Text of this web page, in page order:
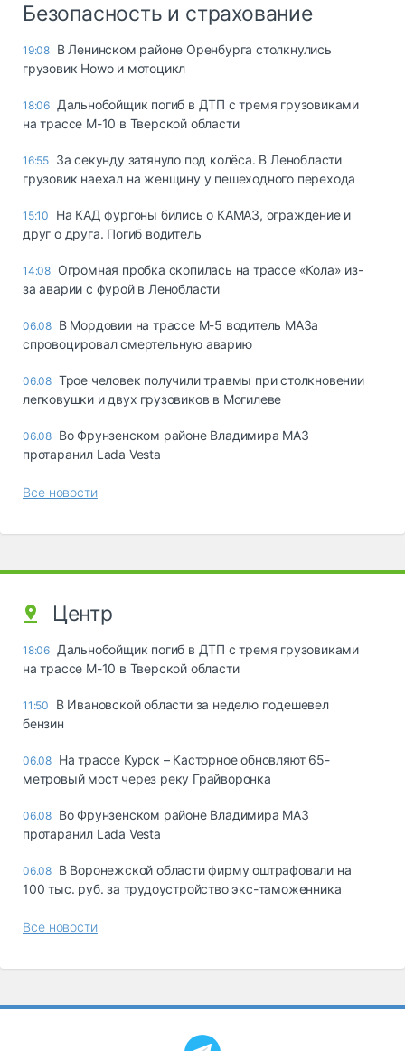
Безопасность и страхование
19:08 В Ленинском районе Оренбурга столкнулись
грузовик Howo и мотоцикл
18:06 Дальнобойщик погиб в ДТП с тремя грузовиками
на трассе М-10 в Тверской области
16:55 За секунду затянуло под колёса. В Ленобласти
грузовик наехал на женщину у пешеходного перехода
15:10
На КАД фургоны бились о КАМАЗ, ограждение и
друг о друга. Погиб водитель
14:08 Огромная пробка скопилась на трассе «Кола» из-
за аварии с фурой в Ленобласти
06.08 В Мордовии на трассе М-5 водитель МАЗа
спровоцировал смертельную аварию
06.08 Трое человек получили травмы при столкновении
легковушки и двух грузовиков в Могилеве
06.08 Во Фрунзенском районе Владимира МАЗ
протаранил Lada Vesta
Все новости
Центр
18:06 Дальнобойщик погиб в ДТП с тремя грузовиками
на трассе М-10 в Тверской области
11:50
В Ивановской области за неделю подешевел
бензин
06.08 На трассе Курск – Касторное обновляют 65-
метровый мост через реку Грайворонка
06.08 Во Фрунзенском районе Владимира МАЗ
протаранил Lada Vesta
06.08 В Воронежской области фирму оштрафовали на
100 тыс. руб. за трудоустройство экс-таможенника
Все новости